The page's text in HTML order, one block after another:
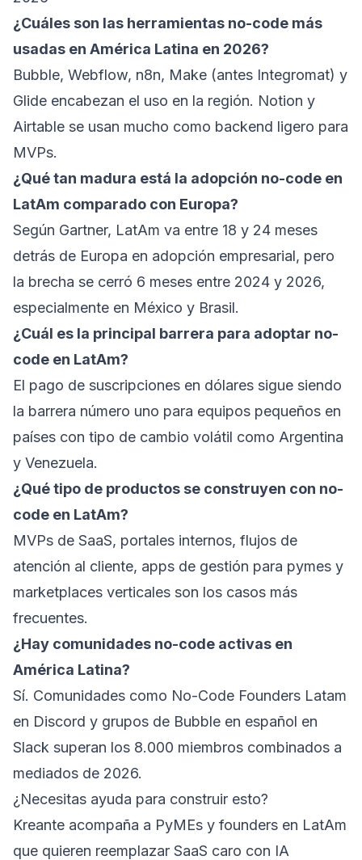
¿Cuáles son las herramientas no-code más
usadas en América Latina en 2026?
Bubble, Webflow, n8n, Make (antes Integromat) y
Glide encabezan el uso en la región. Notion y
Airtable se usan mucho como backend ligero para
MVPs.
¿Qué tan madura está la adopción no-code en
LatAm comparado con Europa?
Según Gartner, LatAm va entre 18 y 24 meses
detrás de Europa en adopción empresarial, pero
la brecha se cerró 6 meses entre 2024 y 2026,
especialmente en México y Brasil.
¿Cuál es la principal barrera para adoptar no-
code en LatAm?
El pago de suscripciones en dólares sigue siendo
la barrera número uno para equipos pequeños en
países con tipo de cambio volátil como Argentina
y Venezuela.
¿Qué tipo de productos se construyen con no-
code en LatAm?
MVPs de SaaS, portales internos, flujos de
atención al cliente, apps de gestión para pymes y
marketplaces verticales son los casos más
frecuentes.
¿Hay comunidades no-code activas en
América Latina?
Sí. Comunidades como No-Code Founders Latam
en Discord y grupos de Bubble en español en
Slack superan los 8.000 miembros combinados a
mediados de 2026.
¿Necesitas ayuda para construir esto?
Kreante acompaña a PyMEs y founders en LatAm
que quieren reemplazar SaaS caro con IA